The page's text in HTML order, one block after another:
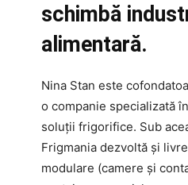
schimbă
alimentară.
Nina Stan este
o companie specializată
soluții frigorifice. Sub
Frigmania dezvoltă și
modulare (camere și